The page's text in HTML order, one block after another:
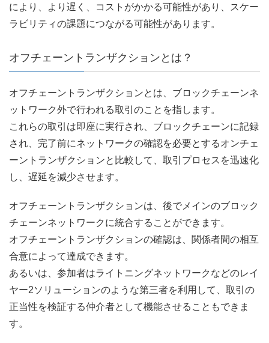
により、より遅く、コストがかかる可能性があり、スケー
ラビリティの課題につながる可能性があります。
オフチェーントランザクションとは？
オフチェーントランザクションとは、ブロックチェーンネ
ットワーク外で行われる取引のことを指します。
これらの取引は即座に実行され、ブロックチェーンに記録
され、完了前にネットワークの確認を必要とするオンチェ
ーントランザクションと比較して、取引プロセスを迅速化
し、遅延を減少させます。
オフチェーントランザクションは、後でメインのブロック
チェーンネットワークに統合することができます。
オフチェーントランザクションの確認は、関係者間の相互
合意によって達成できます。
あるいは、参加者はライトニングネットワークなどのレイ
ヤー2ソリューションのような第三者を利用して、取引の
正当性を検証する仲介者として機能させることもできま
す。